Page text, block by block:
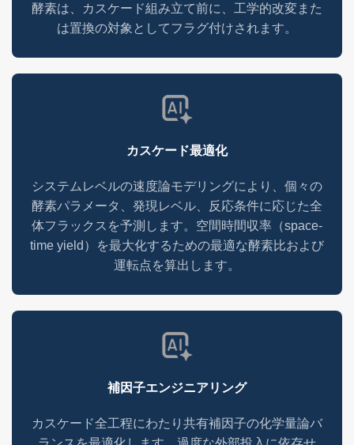
酵素は、カスケード組み立て前に、工学的改変また
は置換の対象としてフラグ付けされます。
カスケード最適化
システムレベルの速度論モデリングにより、個々の
酵素パラメータ、発現レベル、反応条件に応じた全
体フラックスを予測します。空間時間収率（space-
time yield）を最大化するための最適な酵素比および
運転点を算出します。
補因子エンジニアリング
カスケード全工程にわたり共有補因子の化学量論バ